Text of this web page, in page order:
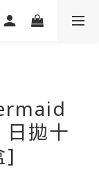
拋十
]